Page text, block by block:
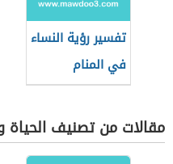
تفسير رؤية النساء
في المنام
مقالات من تصنيف الحياة